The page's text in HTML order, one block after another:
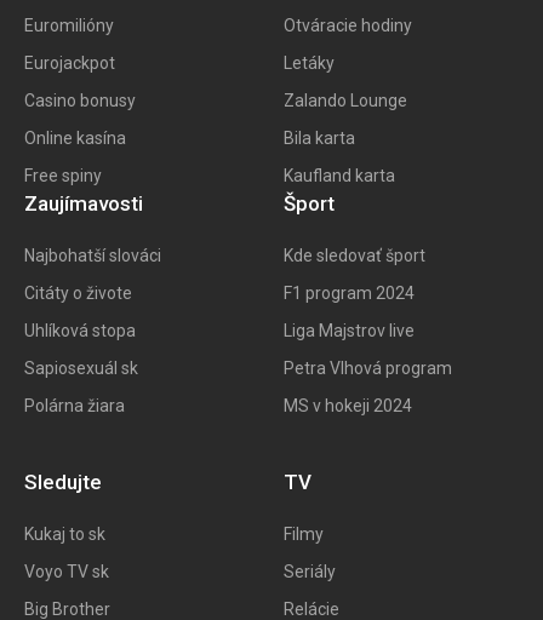
Euromilióny
Eurojackpot
Casino bonusy
Online kasína
Free spiny
Otváracie hodiny
Letáky
Zalando Lounge
Bila karta
Kaufland karta
Zaujímavosti
Najbohatší slováci
Citáty o živote
Uhlíková stopa
Sapiosexuál sk
Polárna žiara
Šport
Kde sledovať šport
F1 program 2024
Liga Majstrov live
Petra Vlhová program
MS v hokeji 2024
Sledujte
Kukaj to sk
Voyo TV sk
Big Brother
TV
Filmy
Seriály
Relácie